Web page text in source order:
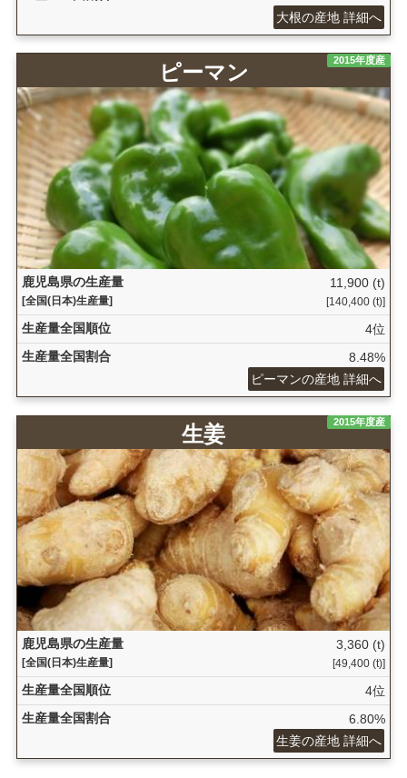
大根の産地 詳細へ
2015年度産
ピーマン
鹿児島県の生産量
[全国(日本)生産量]
11,900 (t)
[140,400 (t)]
生産量全国順位
4位
生産量全国割合
8.48%
ピーマンの産地 詳細へ
2015年度産
生姜
鹿児島県の生産量
[全国(日本)生産量]
3,360 (t)
[49,400 (t)]
生産量全国順位
4位
生産量全国割合
6.80%
生姜の産地 詳細へ